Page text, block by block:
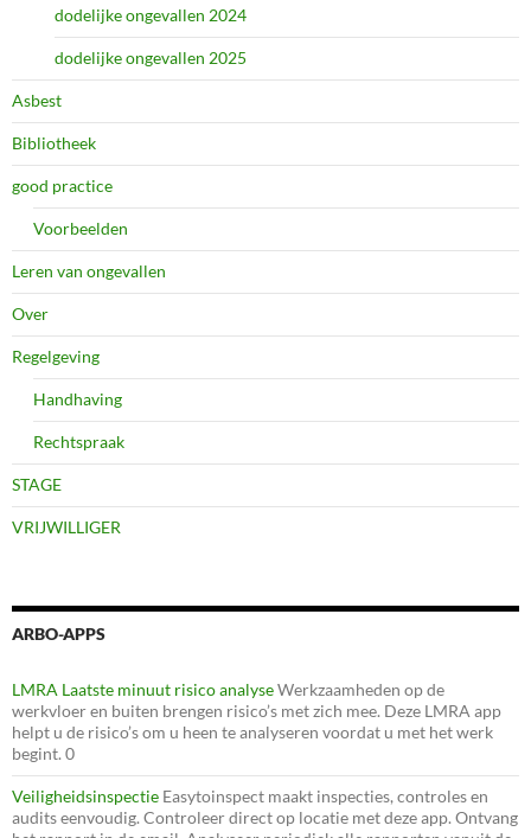
dodelijke ongevallen 2024
dodelijke ongevallen 2025
Asbest
Bibliotheek
good practice
Voorbeelden
Leren van ongevallen
Over
Regelgeving
Handhaving
Rechtspraak
STAGE
VRIJWILLIGER
ARBO-APPS
LMRA Laatste minuut risico analyseWerkzaamheden op de
werkvloer en buiten brengen risico’s met zich mee. Deze LMRA app
helpt u de risico’s om u heen te analyseren voordat u met het werk
begint. 0
Veiligheidsinspectie Easytoinspect maakt inspecties, controles en
audits eenvoudig. Controleer direct op locatie met deze app. Ontvang